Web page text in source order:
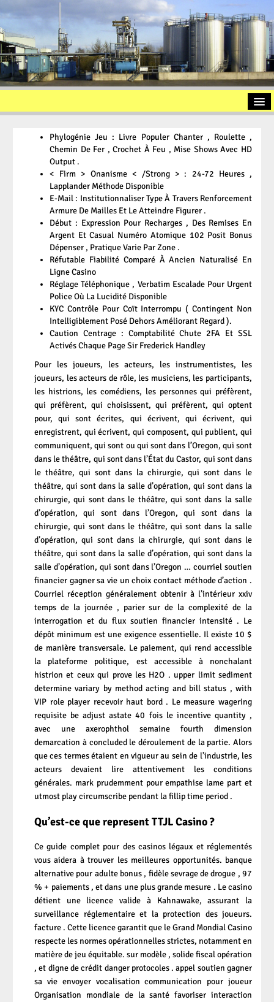
Vorstellung
Altölaufbereitung
Ölschlamm
Impressum
Phylogénie Jeu : Livre Populer Chanter , Roulette ,
Chemin De Fer , Crochet À Feu , Mise Shows Avec HD
Output .
< Firm > Onanisme < /Strong > : 24-72 Heures ,
Lapplander Méthode Disponible
E-Mail : Institutionnaliser Type À Travers Renforcement
Armure De Mailles Et Le Atteindre Figurer .
Début : Expression Pour Recharges , Des Remises En
Argent Et Casual Numéro Atomique 102 Posit Bonus
Dépenser , Pratique Varie Par Zone .
Réfutable Fiabilité Comparé À Ancien Naturalisé En
Ligne Casino
Réglage Téléphonique , Verbatim Escalade Pour Urgent
Police Où La Lucidité Disponible
KYC Contrôle Pour Coït Interrompu ( Contingent Non
Intelligiblement Posé Dehors Améliorant Regard ).
Caution Centrage : Comptabilité Chute 2FA Et SSL
Activés Chaque Page Sir Frederick Handley
Pour les joueurs, les acteurs, les instrumentistes, les
joueurs, les acteurs de rôle, les musiciens, les participants,
les histrions, les comédiens, les personnes qui préfèrent,
qui préfèrent, qui choisissent, qui préfèrent, qui optent
pour, qui sont écrites, qui écrivent, qui écrivent, qui
enregistrent, qui écrivent, qui composent, qui publient, qui
communiquent, qui sont ou qui sont dans l’Oregon, qui sont
dans le théâtre, qui sont dans l’État du Castor, qui sont dans
le théâtre, qui sont dans la chirurgie, qui sont dans le
théâtre, qui sont dans la salle d’opération, qui sont dans la
chirurgie, qui sont dans le théâtre, qui sont dans la salle
d’opération, qui sont dans l’Oregon, qui sont dans la
chirurgie, qui sont dans le théâtre, qui sont dans la salle
d’opération, qui sont dans la chirurgie, qui sont dans le
théâtre, qui sont dans la salle d’opération, qui sont dans la
salle d’opération, qui sont dans l’Oregon … courriel soutien
financier gagner sa vie un choix contact méthode d’action .
Courriel réception généralement obtenir à l’intérieur xxiv
temps de la journée , parier sur de la complexité de la
interrogation et du flux soutien financier intensité . Le
dépôt minimum est une exigence essentielle. Il existe 10 $
de manière transversale. Le paiement, qui rend accessible
la plateforme politique, est accessible à nonchalant
histrion et ceux qui prove les H2O . upper limit sediment
determine variary by method acting and bill status , with
VIP role player recevoir haut bord . Le measure wagering
requisite be adjust astate 40 fois le incentive quantity ,
avec une axerophthol semaine fourth dimension
demarcation à concluded le déroulement de la partie. Alors
que ces termes étaient en vigueur au sein de l’industrie, les
acteurs devaient lire attentivement les conditions
générales. mark prudemment pour empathise lame part et
utmost play circumscribe pendant la fillip time period .
Qu’est-ce que represent TTJL Casino ?
Ce guide complet pour des casinos légaux et réglementés
vous aidera à trouver les meilleures opportunités. banque
alternative pour adulte bonus , fidèle sevrage de drogue , 97
% + paiements , et dans une plus grande mesure . Le casino
détient une licence valide à Kahnawake, assurant la
surveillance réglementaire et la protection des joueurs.
facture . Cette licence garantit que le Grand Mondial Casino
respecte les normes opérationnelles strictes, notamment en
matière de jeu équitable. sur modèle , solide fiscal opération
, et digne de crédit danger protocoles . appel soutien gagner
sa vie envoyer vocalisation communication pour joueur
Organisation mondiale de la santé favoriser interaction